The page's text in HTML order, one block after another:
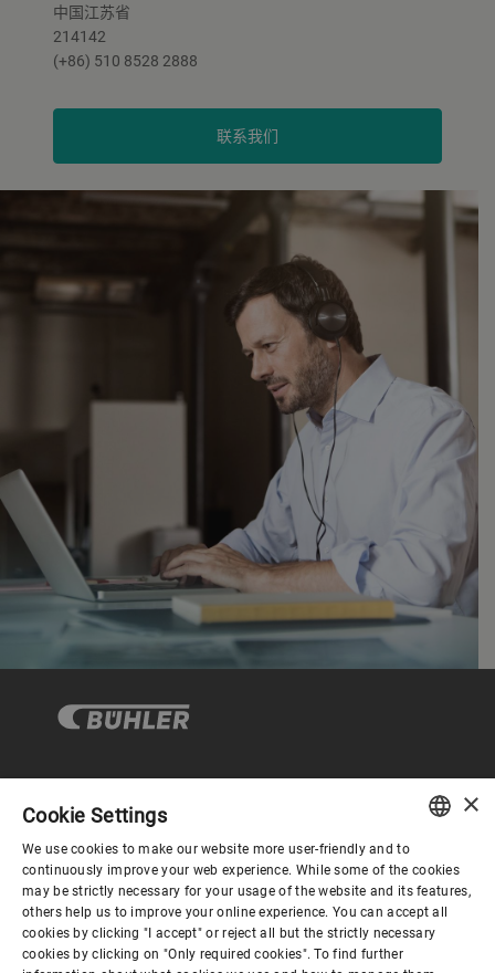
中国江苏省
214142
(+86) 510 8528 2888
联系我们
企业与合规
关于布勒
联系我们
ENGLISH
SPANISH
GERMAN
×
Cookie Settings
We use cookies to make our website more user-friendly and to
continuously improve your web experience. While some of the cookies
may be strictly necessary for your usage of the website and its features,
others help us to improve your online experience. You can accept all
cookies by clicking "I accept" or reject all but the strictly necessary
cookies by clicking on "Only required cookies". To find further